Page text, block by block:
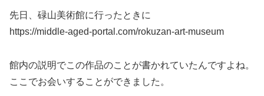
先日、碌山美術館に行ったときに
https://middle-aged-portal.com/rokuzan-art-museum
館内の説明でこの作品のことが書かれていたんですよね。
ここでお会いすることができました。